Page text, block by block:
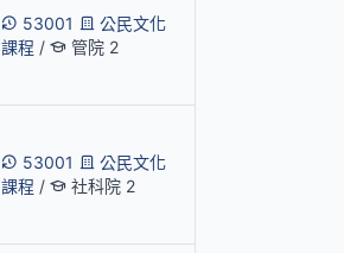
53001
公民文化
課程 / 管院 2
53001
公民文化
課程 / 社科院 2